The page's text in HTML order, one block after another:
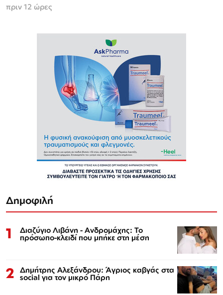
πριν 12 ώρες
Δημοφιλή
1 Διαζύγιο Λιβάνη - Ανδρομάχης: Το
πρόσωπο-κλειδί που μπήκε στη μέση
2 Δημήτρης Αλεξάνδρου: Άγριος καβγάς στα
social για τον μικρό Πάρη